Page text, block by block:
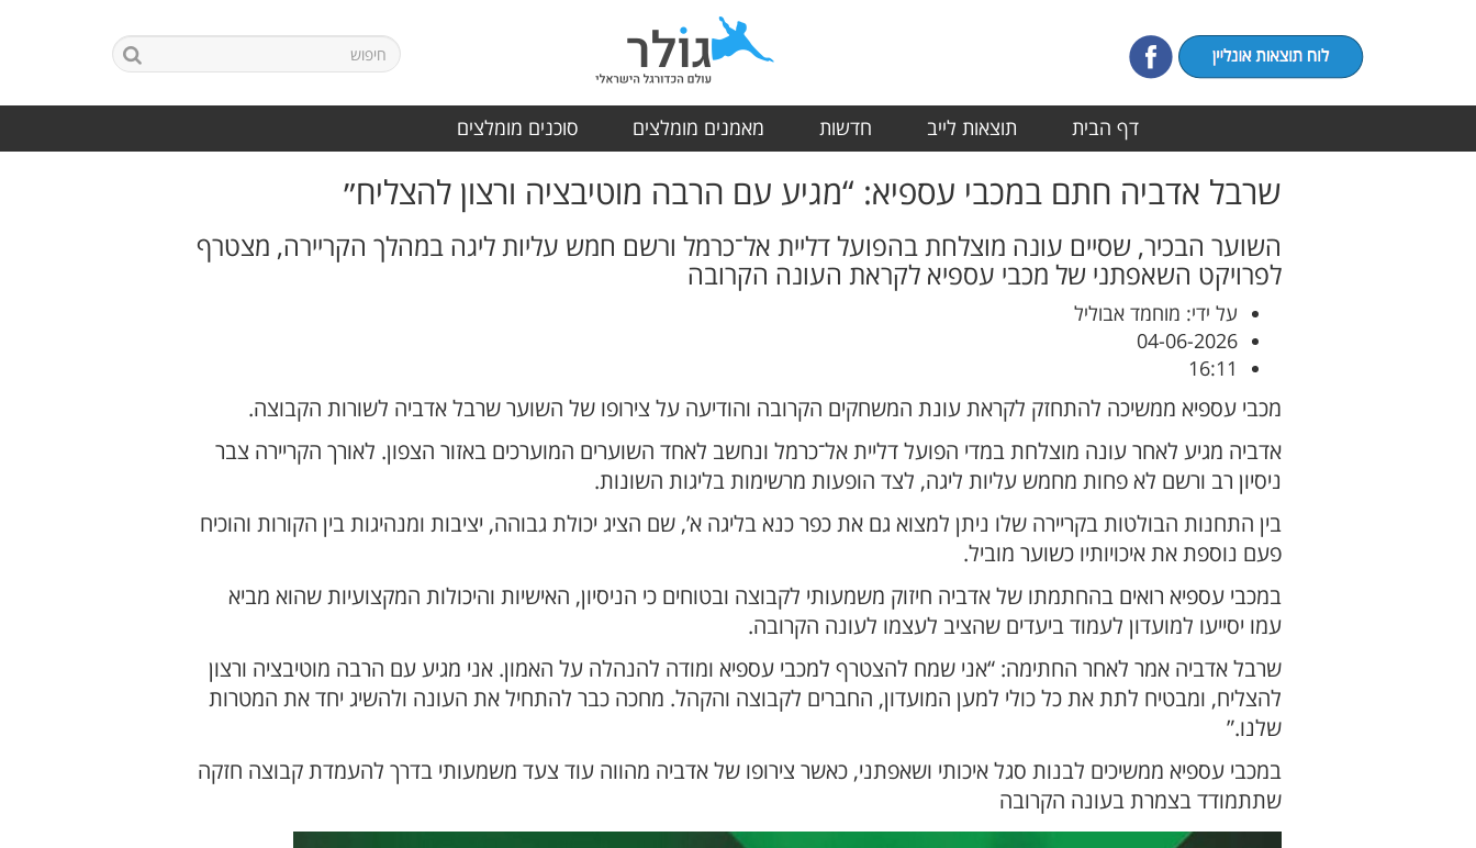
דף הבית תוצאות לייב חדשות מאמנים מומלצים סוכנים מומלצים
שרבל אדביה חתם במכבי עספיא: “מגיע עם הרבה מוטיבציה ורצון להצליח״
השוער הבכיר, שסיים עונה מוצלחת בהפועל דליית אל־כרמל ורשם חמש עליות ליגה במהלך הקריירה, מצטרף
לפרויקט השאפתני של מכבי עספיא לקראת העונה הקרובה
על ידי: מוחמד אבוליל
04-06-2026
16:11
מכבי עספיא ממשיכה להתחזק לקראת עונת המשחקים הקרובה והודיעה על צירופו של השוער שרבל אדביה לשורות הקבוצה.
אדביה מגיע לאחר עונה מוצלחת במדי הפועל דליית אל־כרמל ונחשב לאחד השוערים המוערכים באזור הצפון. לאורך הקריירה צבר
ניסיון רב ורשם לא פחות מחמש עליות ליגה, לצד הופעות מרשימות בליגות השונות.
בין התחנות הבולטות בקריירה שלו ניתן למצוא גם את כפר כנא בליגה א’, שם הציג יכולת גבוהה, יציבות ומנהיגות בין הקורות והוכיח
פעם נוספת את איכויותיו כשוער מוביל.
במכבי עספיא רואים בהחתמתו של אדביה חיזוק משמעותי לקבוצה ובטוחים כי הניסיון, האישיות והיכולות המקצועיות שהוא מביא
עמו יסייעו למועדון לעמוד ביעדים שהציב לעצמו לעונה הקרובה.
שרבל אדביה אמר לאחר החתימה: “אני שמח להצטרף למכבי עספיא ומודה להנהלה על האמון. אני מגיע עם הרבה מוטיבציה ורצון
להצליח, ומבטיח לתת את כל כולי למען המועדון, החברים לקבוצה והקהל. מחכה כבר להתחיל את העונה ולהשיג יחד את המטרות
שלנו.”
במכבי עספיא ממשיכים לבנות סגל איכותי ושאפתני, כאשר צירופו של אדביה מהווה עוד צעד משמעותי בדרך להעמדת קבוצה חזקה
שתתמודד בצמרת בעונה הקרובה